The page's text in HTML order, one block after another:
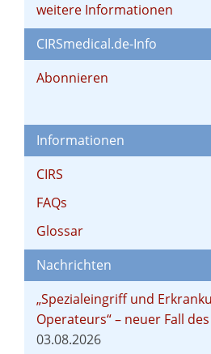
weitere Informationen
CIRSmedical.de-Info
Abonnieren
Informationen
CIRS
FAQs
Glossar
Nachrichten
„Spezialeingriff und
Operateurs“ – neuer Fall
03.08.2026